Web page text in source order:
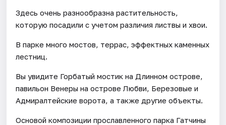
Здесь очень разнообразна растительность,
которую посадили с учетом различия листвы и хвои.
В парке много мостов, террас, эффектных каменных
лестниц.
Вы увидите Горбатый мостик на Длинном острове,
павильон Венеры на острове Любви, Березовые и
Адмиралтейские ворота, а также другие объекты.
Основой композиции прославленного парка Гатчины